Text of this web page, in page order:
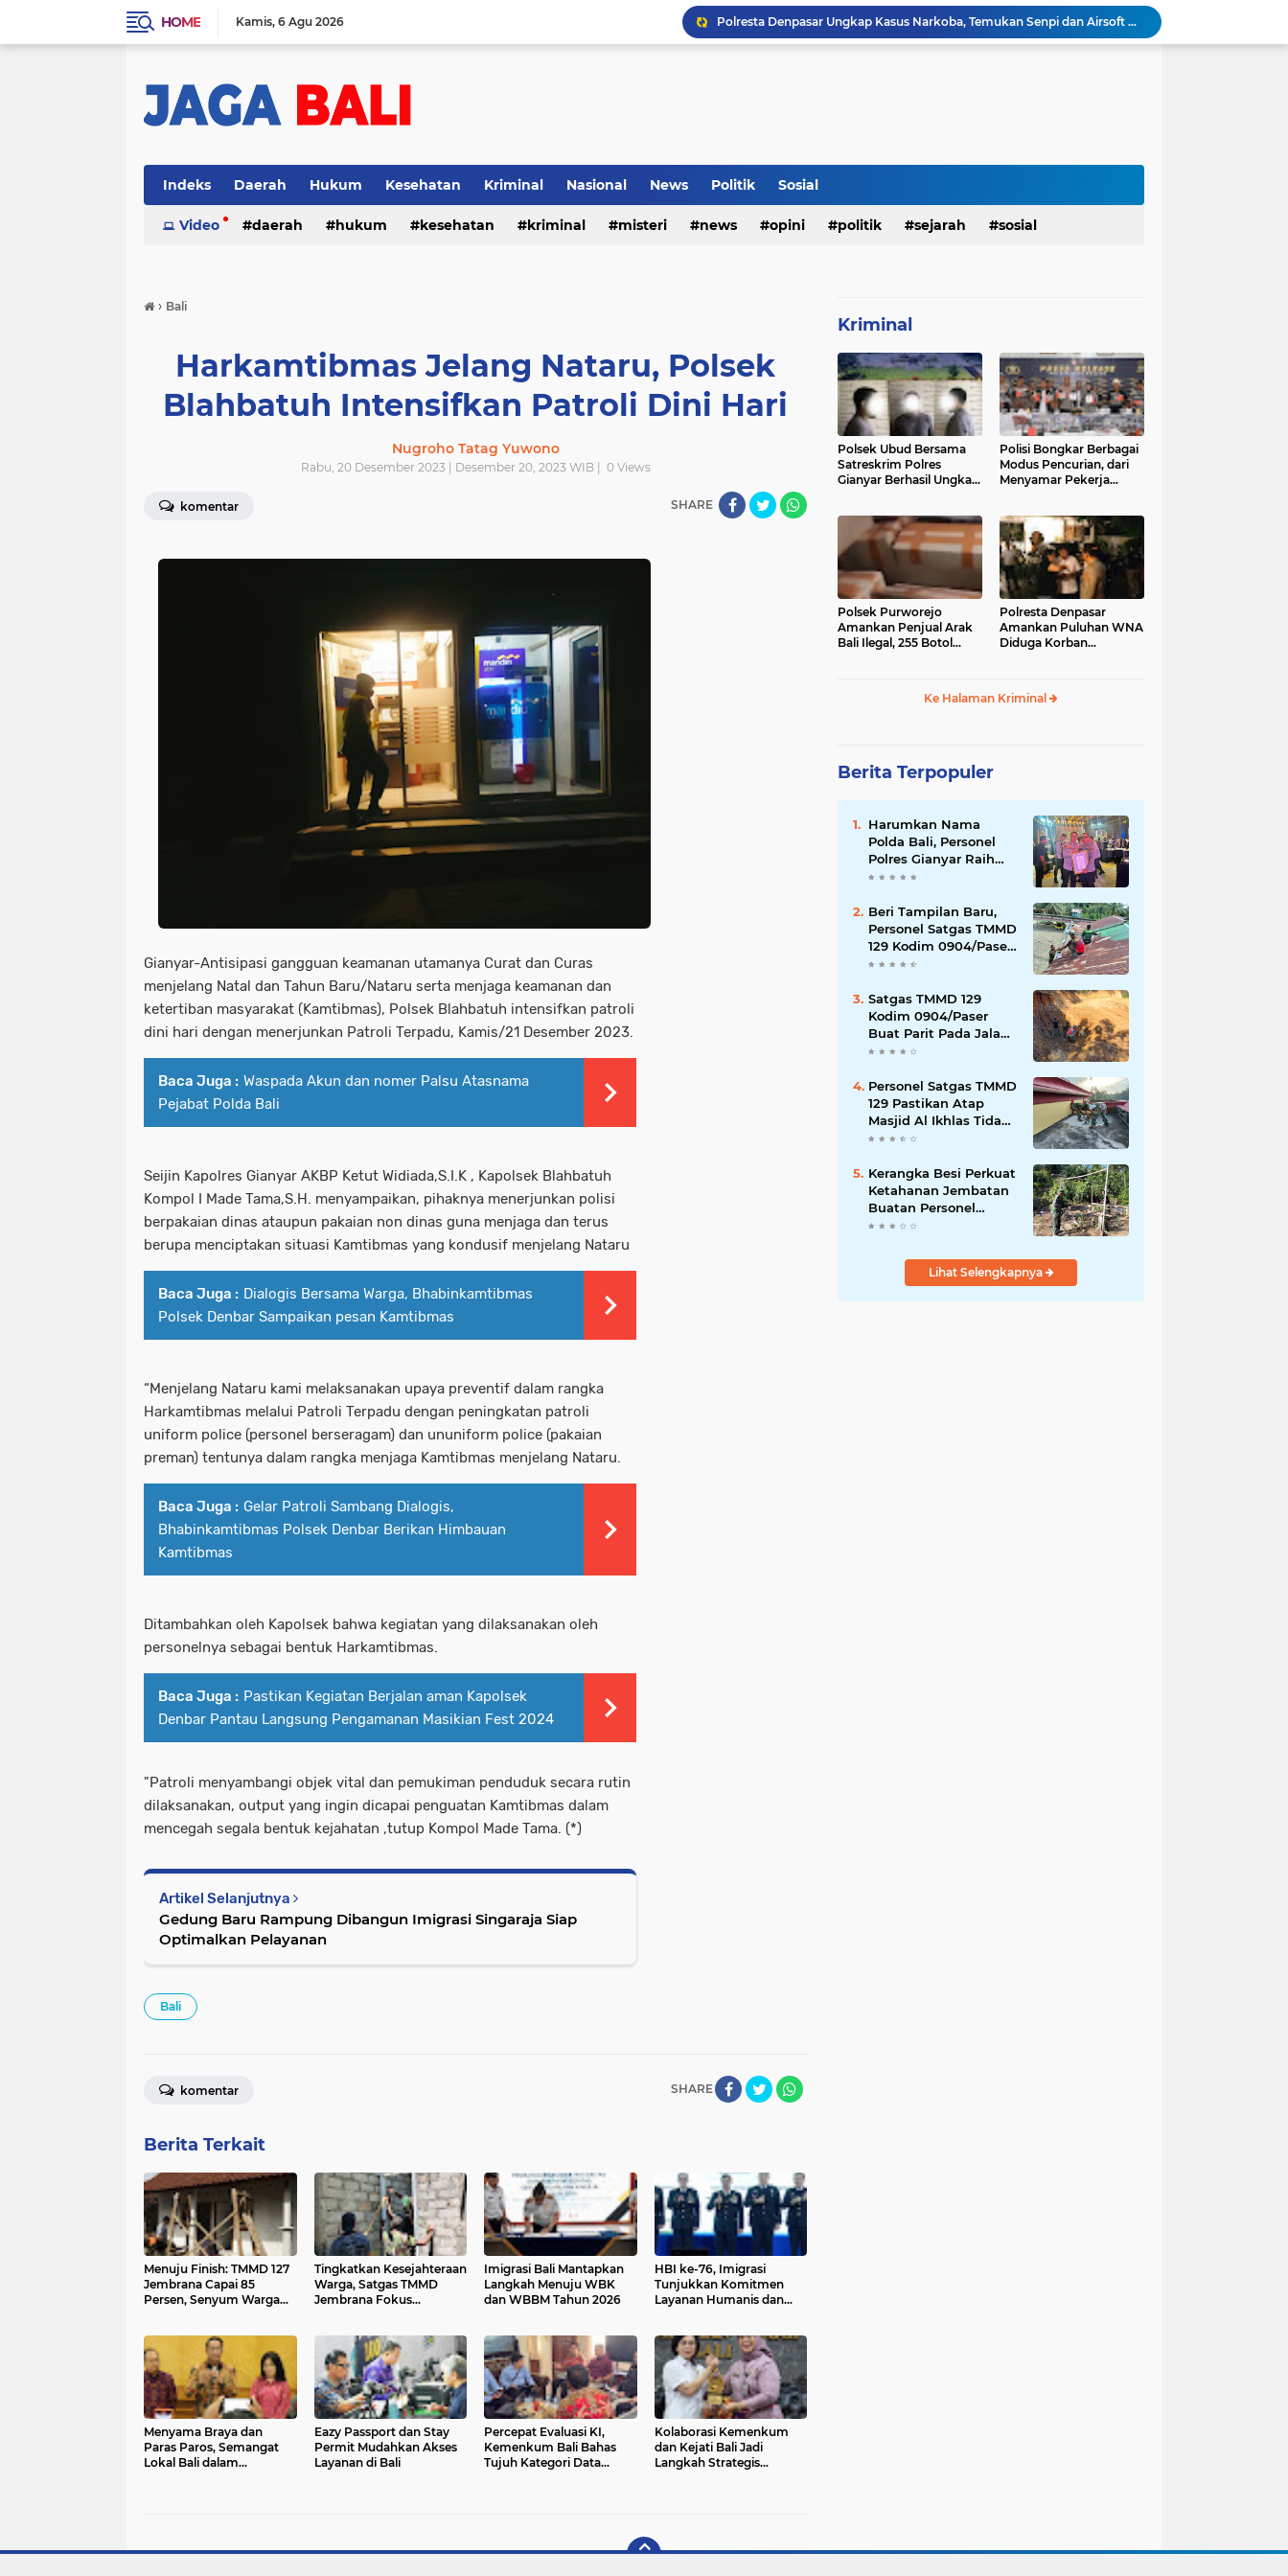
HOME Kamis 6 Agu 2026
Polresta Denpasar Ungkap Kasus Narkoba, Temukan Senpi dan Airsoft Gun Saat Pengerebekan
Rumah Bapak Sirajudin Masuk Fase Finishing Sebelum Diserahkan
Inilah Tampilan Baru Rumah Bapak Sirajudi Setelah Direnovasi
Indeks Daerah Hukum Kesehatan Kriminal Nasional News Politik Sosial
Video daerah hukum kesehatan kriminal misteri news opini politik sejarah sosial
› Bali
Harkamtibmas Jelang Nataru, Polsek
Blahbatuh Intensifkan Patroli Dini Hari
Nugroho Tatag Yuwono
Rabu, 20 Desember 2023 | Desember 20, 2023 WIB | 0Views
komentar SHARE
Gianyar-Antisipasi gangguan keamanan utamanya Curat dan Curas
menjelang Natal dan Tahun Baru/Nataru serta menjaga keamanan dan
ketertiban masyarakat (Kamtibmas), Polsek Blahbatuh intensifkan patroli
dini hari dengan menerjunkan Patroli Terpadu, Kamis/21 Desember 2023.
Baca Juga : Waspada Akun dan nomer Palsu Atasnama
Pejabat Polda Bali
Seijin Kapolres Gianyar AKBP Ketut Widiada,S.I.K , Kapolsek Blahbatuh
Kompol I Made Tama,S.H. menyampaikan, pihaknya menerjunkan polisi
berpakaian dinas ataupun pakaian non dinas guna menjaga dan terus
berupa menciptakan situasi Kamtibmas yang kondusif menjelang Nataru
Baca Juga : Dialogis Bersama Warga, Bhabinkamtibmas
Polsek Denbar Sampaikan pesan Kamtibmas
“Menjelang Nataru kami melaksanakan upaya preventif dalam rangka
Harkamtibmas melalui Patroli Terpadu dengan peningkatan patroli
uniform police (personel berseragam) dan ununiform police (pakaian
preman) tentunya dalam rangka menjaga Kamtibmas menjelang Nataru.
Baca Juga : Gelar Patroli Sambang Dialogis,
Bhabinkamtibmas Polsek Denbar Berikan Himbauan
Kamtibmas
Ditambahkan oleh Kapolsek bahwa kegiatan yang dilaksanakan oleh
personelnya sebagai bentuk Harkamtibmas.
Baca Juga : Pastikan Kegiatan Berjalan aman Kapolsek
Denbar Pantau Langsung Pengamanan Masikian Fest 2024
"Patroli menyambangi objek vital dan pemukiman penduduk secara rutin
dilaksanakan, output yang ingin dicapai penguatan Kamtibmas dalam
mencegah segala bentuk kejahatan ,tutup Kompol Made Tama. (*)
Artikel Selanjutnya
Gedung Baru Rampung Dibangun Imigrasi Singaraja Siap
Optimalkan Pelayanan
Bali
SHARE
komentar
Berita Terkait
Menuju Finish: TMMD 127
Jembrana Capai 85
Persen, Senyum Warga
Tingkatkan Kesejahteraan
Warga, Satgas TMMD
Jembrana Fokus
Imigrasi Bali Mantapkan
Langkah Menuju WBK
dan WBBM Tahun 2026
HBI ke-76, Imigrasi
Tunjukkan Komitmen
Layanan Humanis dan
Menyama Braya dan
Paras Paros, Semangat
Lokal Bali dalam
Eazy Passport dan Stay
Permit Mudahkan Akses
Layanan di Bali
Percepat Evaluasi KI,
Kemenkum Bali Bahas
Tujuh Kategori Data
Kolaborasi Kemenkum
dan Kejati Bali Jadi
Langkah Strategis
Kriminal
Polsek Ubud Bersama
Satreskrim Polres
Gianyar Berhasil Ungkap
Polisi Bongkar Berbagai
Modus Pencurian, dari
Menyamar Pekerja
Polsek Purworejo
Amankan Penjual Arak
Bali Ilegal, 255 Botol
Polresta Denpasar
Amankan Puluhan WNA
Diduga Korban
Ke Halaman Kriminal
Berita Terpopuler
Harumkan Nama
Polda Bali, Personel
Polres Gianyar Raih
Penghargaan
Beri Tampilan Baru,
Personel Satgas TMMD
129 Kodim 0904/Paser
Cat Atap Rumah
Satgas TMMD 129
Kodim 0904/Paser
Buat Parit Pada Jalan
Baru
Personel Satgas TMMD
129 Pastikan Atap
Masjid Al Ikhlas Tidak
Bocor Lagi
Kerangka Besi Perkuat
Ketahanan Jembatan
Buatan Personel
TMMD 129
Lihat Selengkapnya